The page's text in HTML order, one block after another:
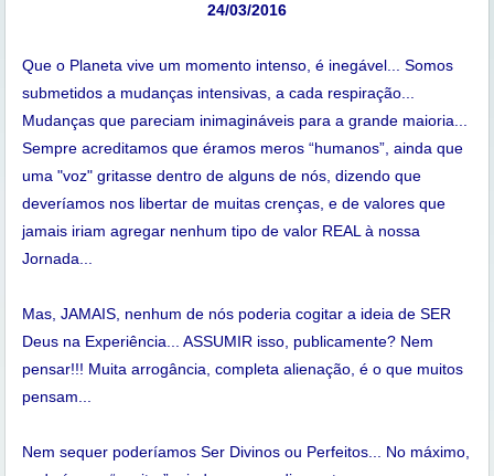
24/03/2016
Que o Planeta vive um momento intenso, é inegável... Somos
submetidos a mudanças intensivas, a cada respiração...
Mudanças que pareciam inimagináveis para a grande maioria...
Sempre acreditamos que éramos meros “humanos”, ainda que
uma "voz" gritasse dentro de alguns de nós, dizendo que
deveríamos nos libertar de muitas crenças, e de valores que
jamais iriam agregar nenhum tipo de valor REAL à nossa
Jornada...
Mas, JAMAIS, nenhum de nós poderia cogitar a ideia de SER
Deus na Experiência... ASSUMIR isso, publicamente? Nem
pensar!!! Muita arrogância, completa alienação, é o que muitos
pensam...
Nem sequer poderíamos Ser Divinos ou Perfeitos... No máximo,